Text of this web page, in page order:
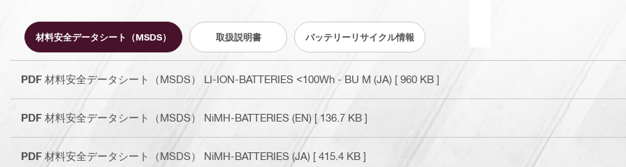
材料安全データシート（MSDS） 取扱説明書 バッテリーリサイクル情報
PDF 材料安全データシート（MSDS） LI-ION-BATTERIES <100Wh - BU M (JA) [ 960 KB ]
PDF 材料安全データシート（MSDS） NiMH-BATTERIES (EN) [ 136.7 KB ]
PDF 材料安全データシート（MSDS） NiMH-BATTERIES (JA) [ 415.4 KB ]